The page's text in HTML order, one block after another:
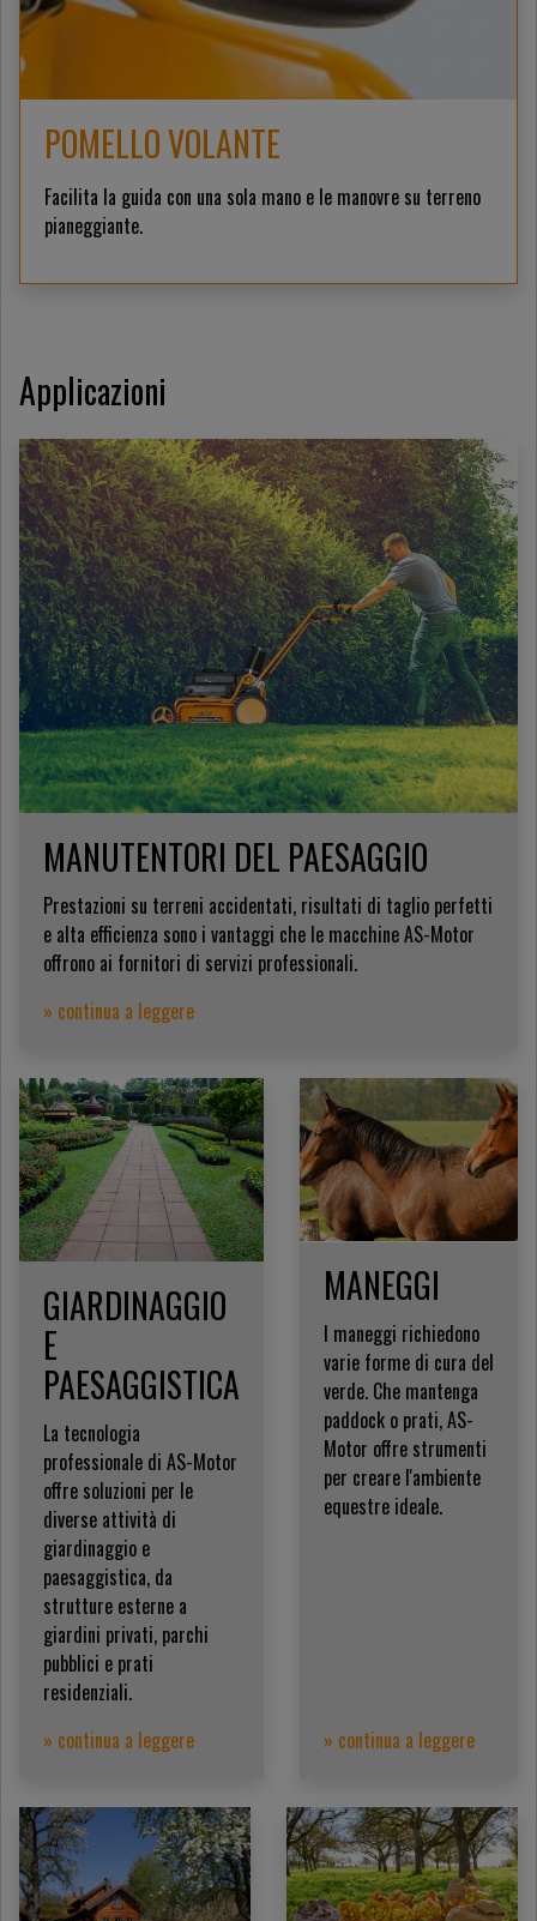
POMELLO VOLANTE
Facilita la guida con una sola mano e le manovre su terreno
pianeggiante.
Applicazioni
MANUTENTORI DEL PAESAGGIO
Prestazioni su terreni accidentati, risultati di taglio perfetti
e alta efficienza sono i vantaggi che le macchine AS-Motor
offrono ai fornitori di servizi professionali.
» continua a leggere
GIARDINAGGIO
E
PAESAGGISTICA
La tecnologia
professionale di AS-Motor
offre soluzioni per le
diverse attività di
giardinaggio e
paesaggistica, da
strutture esterne a
giardini privati, parchi
pubblici e prati
residenziali.
» continua a leggere
MANEGGI
I maneggi richiedono
varie forme di cura del
verde. Che mantenga
paddock o prati, AS-
Motor offre strumenti
per creare l'ambiente
equestre ideale.
» continua a leggere